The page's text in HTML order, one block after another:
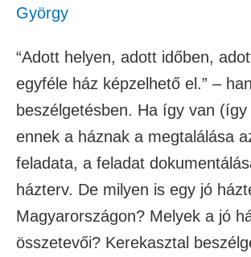
György
“Adott helyen, adott időben,
egyféle ház képzelhető el.” –
beszélgetésben. Ha így van
ennek a háznak a megtalálása
feladata, a feladat
házterv. De milyen is egy jó
Magyarországon? Melyek a jó
összetevői? Kerekasztal